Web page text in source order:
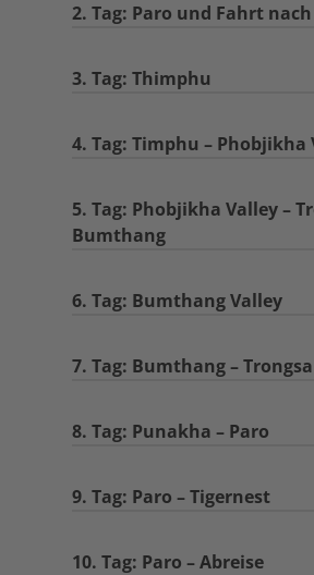
2. Tag: Paro und Fahrt
3. Tag: Thimphu
4. Tag: Timphu – Phobjikha
5. Tag: Phobjikha Valley –
Bumthang
6. Tag: Bumthang Valley
7. Tag: Bumthang –
8. Tag: Punakha – Paro
9. Tag: Paro – Tigernest
10. Tag: Paro – Abreise